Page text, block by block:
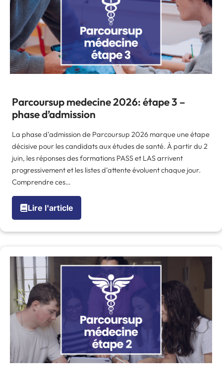
Parcoursup medecine 2026: étape 3 –
phase d’admission
La phase d’admission de Parcoursup 2026 marque une étape
décisive pour les candidats aux études de santé. À partir du 2
juin, les réponses des formations PASS et LAS arrivent
progressivement et les listes d’attente évoluent chaque jour.
Comprendre ces…
Lire l'article